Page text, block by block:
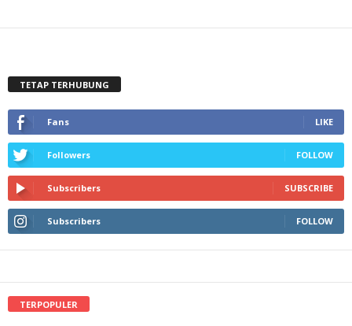
TETAP TERHUBUNG
Fans LIKE
Followers FOLLOW
Subscribers SUBSCRIBE
Subscribers FOLLOW